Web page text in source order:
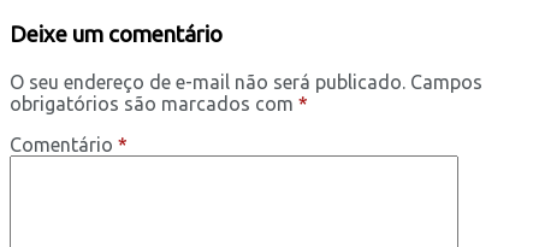
Deixe um comentário
O seu endereço de e-mail não será publicado. Campos
obrigatórios são marcados com *
Comentário *